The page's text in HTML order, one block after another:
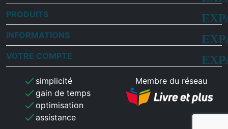
PRODUITS
INFORMATIONS
VOTRE COMPTE
check simplicité
checkgain de temps
checkoptimisation
checkassistance
Membre du réseau